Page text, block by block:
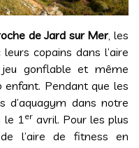
de Jard sur Mer, les
copains dans l’aire
gonflable et même
Pendant que les
d’aquagym dans notre
le 1eravril. Pour les plus
l’aire de fitness en